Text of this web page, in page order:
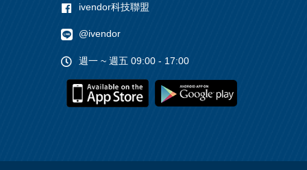
ivendor科技聯盟
@ivendor
週一 ~ 週五 09:00 - 17:00